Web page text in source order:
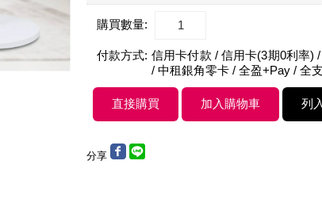
購買數量:
付款方式: 信用卡付款 / 信用卡(3期0利率)
/ 中租銀角零卡 / 全盈+Pay / 全
分享